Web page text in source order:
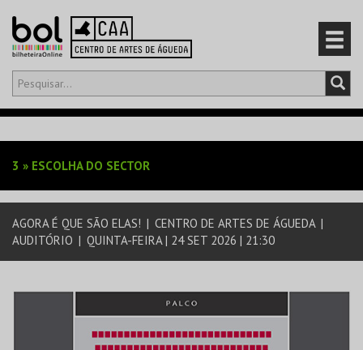
Olá,iniciar sessão
EVENTOS
CARTÕES
3 » ESCOLHA DO SECTOR
AGORA É QUE SÃO ELAS! | CENTRO DE ARTES DE ÁGUEDA |
AUDITÓRIO | QUINTA-FEIRA | 24 SET 2026 | 21:30